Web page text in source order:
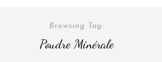
Browsing Tag:
Poudre Minérale